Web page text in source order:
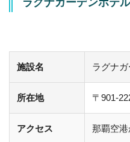
施設名 ラグナ
所在地 〒901-
アクセス 那覇空